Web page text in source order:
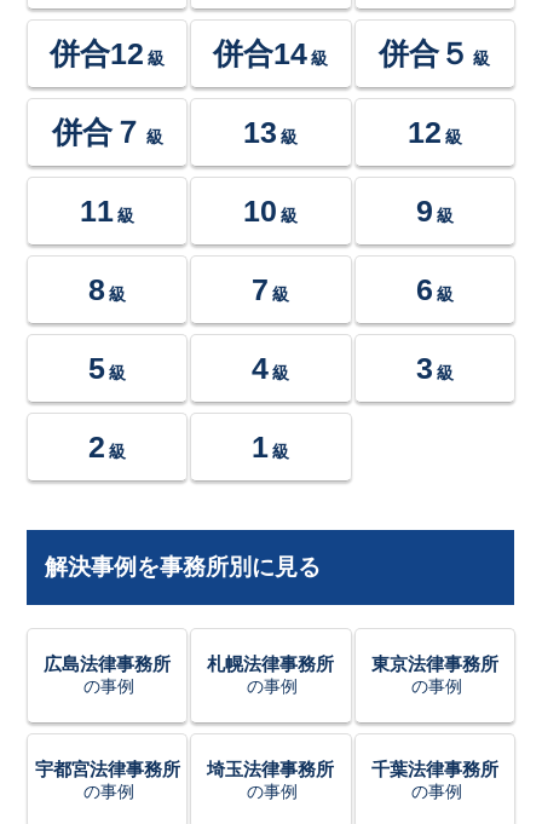
併合12 級 併合14 級 併合５ 級
併合７ 級 13 級 12 級
11 級 10 級 9 級
8 級 7 級 6 級
5 級 4 級 3 級
2 級 1 級
解決事例を事務所別に見る
広島法律事務所
の事例
札幌法律事務所
の事例
東京法律事務所
の事例
宇都宮法律事務所
の事例
埼玉法律事務所
の事例
千葉法律事務所
の事例